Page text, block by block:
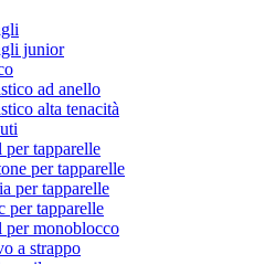
junior
ad anello
alta tenacità
tapparelle
per tapparelle
per tapparelle
per tapparelle
monoblocco
a strappo